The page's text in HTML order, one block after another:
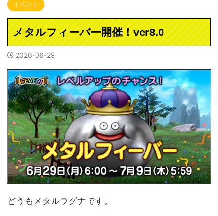
イベント
メタルフィーバー開催！ver8.0
2026-06-29
どうもメタルラグナです。